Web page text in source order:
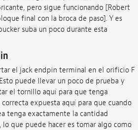
pero sigue funcionando [Robert
final con la broca de paso]. Y es
suba un poco durante esta
el jack endpin terminal en el orificio F
puede llevar un poco de prueba y
el tornillo aquí para que tenga
expuesta aquí para que cuando
tenga exactamente la cantidad
lo que puede hacer es tomar algo como